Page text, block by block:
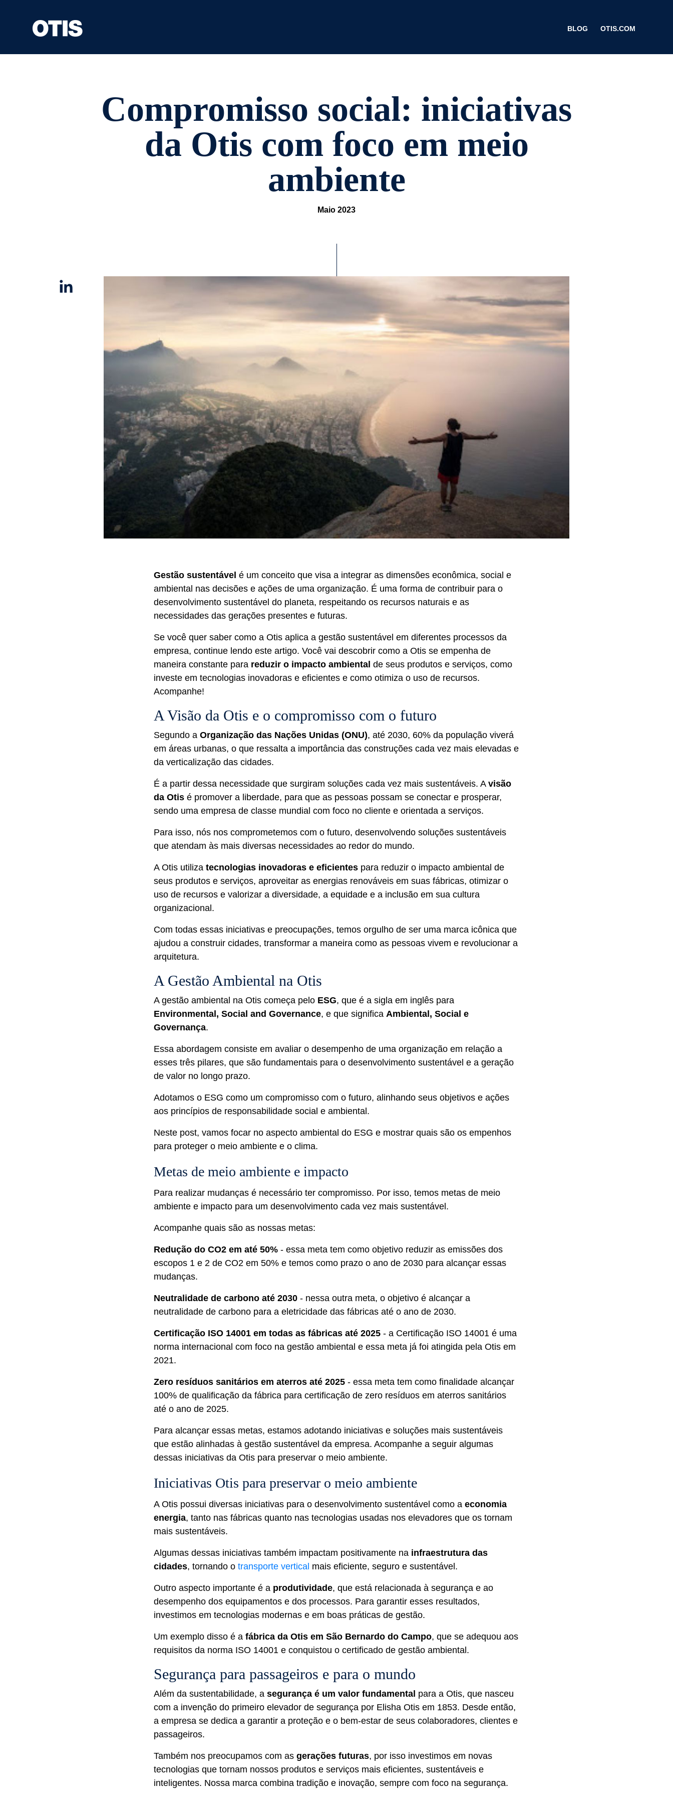
BLOG OTIS.COM
Compromisso social: iniciativas
da Otis com foco em meio
ambiente
Maio 2023
Linkedin
Gestão sustentável é um conceito que visa a integrar as dimensões econômica, social e
ambiental nas decisões e ações de uma organização. É uma forma de contribuir para o
desenvolvimento sustentável do planeta, respeitando os recursos naturais e as
necessidades das gerações presentes e futuras.
Se você quer saber como a Otis aplica a gestão sustentável em diferentes processos da
empresa, continue lendo este artigo. Você vai descobrir como a Otis se empenha de
maneira constante para reduzir o impacto ambiental de seus produtos e serviços, como
investe em tecnologias inovadoras e eficientes e como otimiza o uso de recursos.
Acompanhe!
A Visão da Otis e o compromisso com o futuro
Segundo a Organização das Nações Unidas (ONU), até 2030, 60% da população viverá
em áreas urbanas, o que ressalta a importância das construções cada vez mais elevadas e
da verticalização das cidades.
É a partir dessa necessidade que surgiram soluções cada vez mais sustentáveis. A visão
da Otis é promover a liberdade, para que as pessoas possam se conectar e prosperar,
sendo uma empresa de classe mundial com foco no cliente e orientada a serviços.
Para isso, nós nos comprometemos com o futuro, desenvolvendo soluções sustentáveis
que atendam às mais diversas necessidades ao redor do mundo.
A Otis utiliza tecnologias inovadoras e eficientes para reduzir o impacto ambiental de
seus produtos e serviços, aproveitar as energias renováveis em suas fábricas, otimizar o
uso de recursos e valorizar a diversidade, a equidade e a inclusão em sua cultura
organizacional.
Com todas essas iniciativas e preocupações, temos orgulho de ser uma marca icônica que
ajudou a construir cidades, transformar a maneira como as pessoas vivem e revolucionar a
arquitetura.
A Gestão Ambiental na Otis
A gestão ambiental na Otis começa pelo ESG, que é a sigla em inglês para
Environmental, Social and Governance, e que significa Ambiental, Social e
Governança.
Essa abordagem consiste em avaliar o desempenho de uma organização em relação a
esses três pilares, que são fundamentais para o desenvolvimento sustentável e a geração
de valor no longo prazo.
Adotamos o ESG como um compromisso com o futuro, alinhando seus objetivos e ações
aos princípios de responsabilidade social e ambiental.
Neste post, vamos focar no aspecto ambiental do ESG e mostrar quais são os empenhos
para proteger o meio ambiente e o clima.
Metas de meio ambiente e impacto
Para realizar mudanças é necessário ter compromisso. Por isso, temos metas de meio
ambiente e impacto para um desenvolvimento cada vez mais sustentável.
Acompanhe quais são as nossas metas:
Redução do CO2 em até 50% - essa meta tem como objetivo reduzir as emissões dos
escopos 1 e 2 de CO2 em 50% e temos como prazo o ano de 2030 para alcançar essas
mudanças.
Neutralidade de carbono até 2030 - nessa outra meta, o objetivo é alcançar a
neutralidade de carbono para a eletricidade das fábricas até o ano de 2030.
Certificação ISO 14001 em todas as fábricas até 2025 - a Certificação ISO 14001 é uma
norma internacional com foco na gestão ambiental e essa meta já foi atingida pela Otis em
2021.
Zero resíduos sanitários em aterros até 2025 - essa meta tem como finalidade alcançar
100% de qualificação da fábrica para certificação de zero resíduos em aterros sanitários
até o ano de 2025.
Para alcançar essas metas, estamos adotando iniciativas e soluções mais sustentáveis
que estão alinhadas à gestão sustentável da empresa. Acompanhe a seguir algumas
dessas iniciativas da Otis para preservar o meio ambiente.
Iniciativas Otis para preservar o meio ambiente
A Otis possui diversas iniciativas para o desenvolvimento sustentável como a economia
energia, tanto nas fábricas quanto nas tecnologias usadas nos elevadores que os tornam
mais sustentáveis.
Algumas dessas iniciativas também impactam positivamente na infraestrutura das
cidades, tornando o transporte vertical mais eficiente, seguro e sustentável.
Outro aspecto importante é a produtividade, que está relacionada à segurança e ao
desempenho dos equipamentos e dos processos. Para garantir esses resultados,
investimos em tecnologias modernas e em boas práticas de gestão.
Um exemplo disso é a fábrica da Otis em São Bernardo do Campo, que se adequou aos
requisitos da norma ISO 14001 e conquistou o certificado de gestão ambiental.
Segurança para passageiros e para o mundo
Além da sustentabilidade, a segurança é um valor fundamental para a Otis, que nasceu
com a invenção do primeiro elevador de segurança por Elisha Otis em 1853. Desde então,
a empresa se dedica a garantir a proteção e o bem-estar de seus colaboradores, clientes e
passageiros.
Também nos preocupamos com as gerações futuras, por isso investimos em novas
tecnologias que tornam nossos produtos e serviços mais eficientes, sustentáveis e
inteligentes. Nossa marca combina tradição e inovação, sempre com foco na segurança.